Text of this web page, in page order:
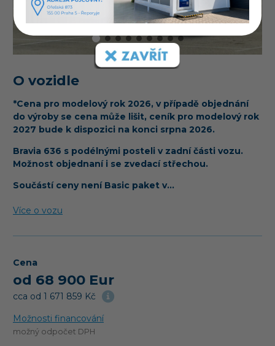
O vozidle
*Cena pro modelový rok 2026, v případě objednání
do výroby se cena může lišit, ceník pro modelový rok
2027 bude k dispozici na konci srpna 2026.
Bravia 636 s podélnými posteli v zadní části vozu.
Možnost objednaní i se zvedací střechou.
Součástí ceny není Basic paket v…
Více o vozu
Cena
od 68 900 Eur
cca od 1 671 859 Kč
Možnosti financování
možný odpočet DPH